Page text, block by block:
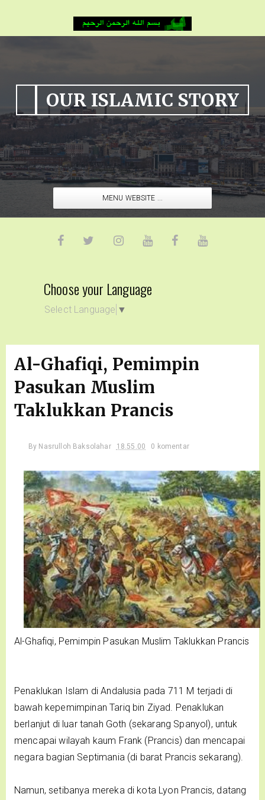
OUR ISLAMIC STORY
MENU WEBSITE ...
Choose your Language
Select Language ▼
Al-Ghafiqi, Pemimpin
Pasukan Muslim
Taklukkan Prancis
By Nasrulloh Baksolahar 18.55.00 0 komentar
Al-Ghafiqi, Pemimpin Pasukan Muslim Taklukkan Prancis
Penaklukan Islam di Andalusia pada 711 M terjadi di
bawah kepemimpinan Tariq bin Ziyad. Penaklukan
berlanjut di luar tanah Goth (sekarang Spanyol), untuk
mencapai wilayah kaum Frank (Prancis) dan mencapai
negara bagian Septimania (di barat Prancis sekarang).
Namun, setibanya mereka di kota Lyon Prancis, datang